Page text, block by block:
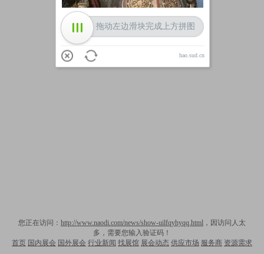
您正在访问： http://www.naodi.com/news/show-uilfqyhyqq.html ，因访问人太
多，需要您输入验证码！
首页 国内展会 国外展会 行业新闻 找展馆 展会动态 供应市场 服务商 资源需求
拖动左边滑块完成上方拼图
hao.sud.cn